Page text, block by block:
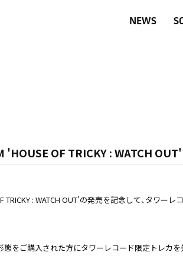
NEWS
OF TRICKY : WATCH OUT'
TRICKY : WATCH OUT’の発売を記念して、タワー
をご購入された方にタワーレコード限定トレカ